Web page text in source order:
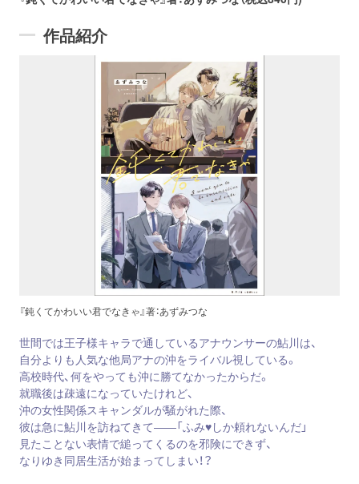
作品紹介
『鈍くてかわいい君でなきゃ』著：あずみつな
世間では王子様キャラで通しているアナウンサーの鮎川は、
自分よりも人気な他局アナの沖をライバル視している。
高校時代、何をやっても沖に勝てなかったからだ。
就職後は疎遠になっていたけれど、
沖の女性関係スキャンダルが騒がれた際、
彼は急に鮎川を訪ねてきて――「ふみ♥しか頼れないんだ」
見たことない表情で縋ってくるのを邪険にできず、
なりゆき同居生活が始まってしまい！？